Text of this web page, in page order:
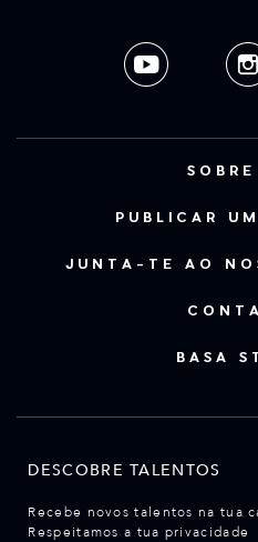
PUBLICAR
JUNTA-TE AO
BASA
DESCOBRE TALENTOS
Recebe novos talentos na tua
Respeitamos a tua privacidade